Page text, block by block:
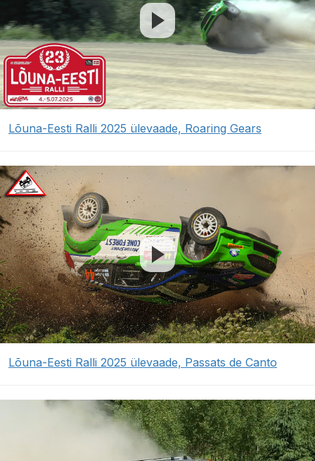
Lõuna-Eesti Ralli 2025 ülevaade, Roaring Gears
Lõuna-Eesti Ralli 2025 ülevaade, Passats de Canto